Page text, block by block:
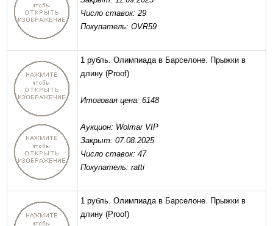
Число ставок: 29
Покупатель: OVR59
1 рубль. Олимпиада в Барселоне. Прыжки в
длину (Proof)
Итоговая цена: 6148
Аукцион: Wolmar VIP
Закрыт: 07.08.2025
Число ставок: 47
Покупатель: ratti
1 рубль. Олимпиада в Барселоне. Прыжки в
длину (Proof)